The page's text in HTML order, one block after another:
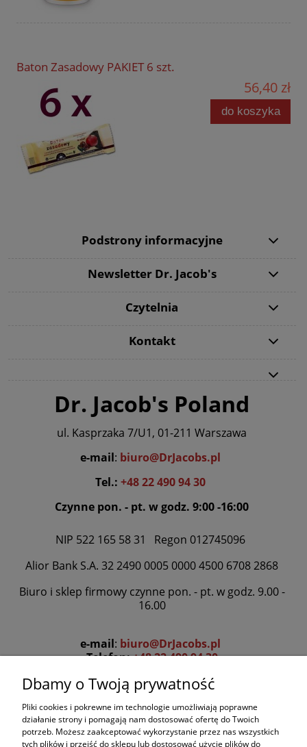
Baton Zasadowy PAKIET 6 szt.
56,40 zł
do koszyka
Podstrony informacyjne
Newsletter Dr. Jacob's
Czytelnia
Kontakt
Dr. Jacob's Poland
ul. Kasprzaka 7/U1, 01-211 Warszawa
e-mail: biuro@DrJacobs.pl
Tel.: +48 22 490 94 30
Czynne pon. - pt. w godz. 9:00 -16:00
NIP 522 165 58 31 Regon 012745096
Alior Bank S.A. 32 2490 0005 0000 4500 6708 2868
Biuro i sklep firmowy czynne pon. - pt. w godz. 9.00 -
16.00
e-mail: biuro@DrJacobs.pl
Telefon:+48 22 490 94 30
www.ChiCafe.pl
Facebook:Dr. Jacob's Poland Chi-Cafe Polska
Dbamy o Twoją prywatność
Pliki cookies i pokrewne im technologie umożliwiają poprawne
działanie strony i pomagają nam dostosować ofertę do Twoich
potrzeb. Możesz zaakceptować wykorzystanie przez nas wszystkich
tych plików i przejść do sklepu lub dostosować użycie plików do